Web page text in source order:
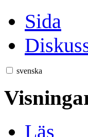
Sida
svenska
Läs